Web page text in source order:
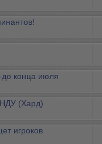
конца июля
(Хард)
игроков